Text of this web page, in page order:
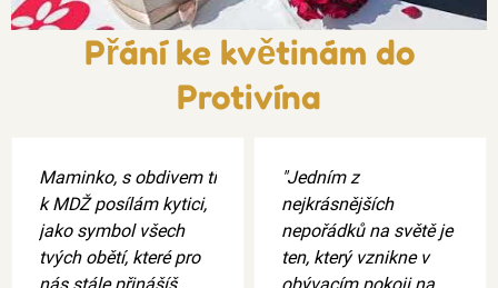
Přání ke květinám do
Protivína
Maminko, s obdivem ti
k MDŽ posílám kytici,
jako symbol všech
tvých obětí, které pro
"Jedním z
nejkrásnějších
nepořádků na světě je
ten, který vznikne v